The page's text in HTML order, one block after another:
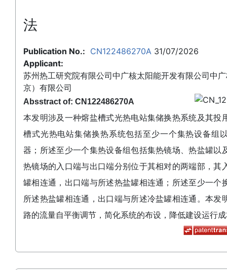
法
Publication No.: CN122486270A 31/07/2026
Applicant:
苏州热工研究院有限公司中广核太阳能开发有限公司中
京）有限公司
Absstract of: CN122486270A
本发明涉及一种熔盐槽式光热电站集储换热系统及其投
槽式光热电站集储换热系统包括至少一个集热设备组
器；所述至少一个集热设备组包括集热镜场、热盐罐以
热镜场的入口端与出口端分别位于其相对的两端部，其
罐相连通，出口端与所述热盐罐相连通；所述至少一个
所述热盐罐相连通，出口端与所述冷盐罐相连通。本发
路的流量自平衡调节，简化系统的布设，降低建设运行